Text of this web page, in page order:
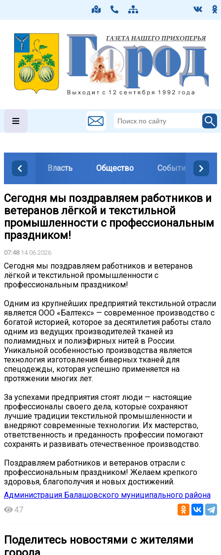
Власть Общество События
Сегодня мы поздравляем работников и
ветеранов лёгкой и текстильной
промышленности с профессиональным
праздником!
07:4814.06.2026
Сегодня мы поздравляем работников и ветеранов
лёгкой и текстильной промышленности с
профессиональным праздником!
Одним из крупнейших предприятий текстильной отрасли
является ООО «Балтекс» — современное производство с
богатой историей, которое за десятилетия работы стало
одним из ведущих производителей тканей из
полиамидных и полиэфирных нитей в России.
Уникальной особенностью производства является
технология изготовления биверных тканей для
спецодежды, которая успешно применяется на
протяжении многих лет.
За успехами предприятия стоят люди — настоящие
профессионалы своего дела, которые сохраняют
лучшие традиции текстильной промышленности и
внедряют современные технологии. Их мастерство,
ответственность и преданность профессии помогают
сохранять и развивать отечественное производство.
Поздравляем работников и ветеранов отрасли с
профессиональным праздником! Желаем крепкого
здоровья, благополучия и новых достижений.
Администрация Балашовского муниципального района
47
Поделитесь новостями с жителями